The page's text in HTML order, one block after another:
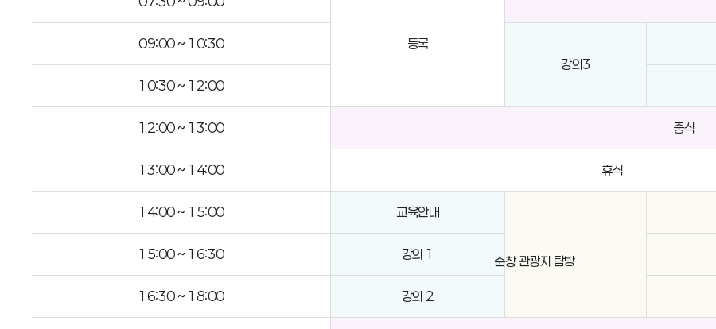
그
일
:
,
일
,
등록
09:00 ~ 10:30
강의3
10:30 ~ 12:00
12:00 ~ 13:00 중식
13:00 ~ 14:00 휴식
14:00 ~ 15:00 교육안내
순창 관광지 탐방
15:00 ~ 16:30 강의 1
16:30 ~ 18:00 강의 2